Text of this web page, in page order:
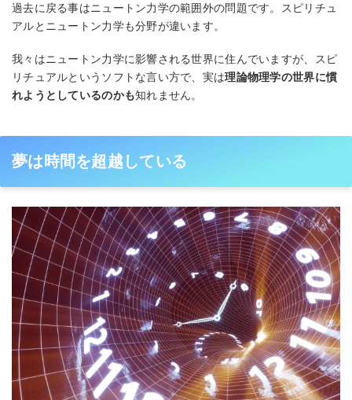
過去に戻る事はニュートン力学の範囲外の問題です。スピリチュ
アルとニュートン力学も分野が違います。
我々はニュートン力学に影響される世界に住んでいますが、スピ
リチュアルというソフトな言い方で、実は理論物理学の世界に慣
れようとしているのかも知れません。
夢は時間を超越している